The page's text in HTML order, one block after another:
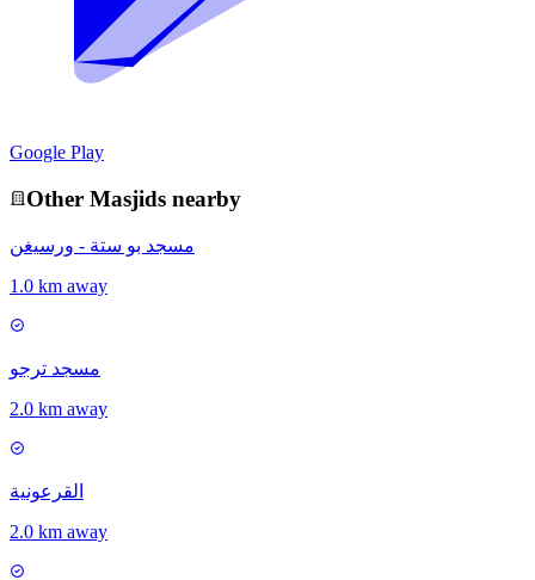
Google Play
Other Masjids nearby
مسجد بو ستة - ورسيغن
1.0 km away
مسجد ترجو
2.0 km away
القرعونية
2.0 km away